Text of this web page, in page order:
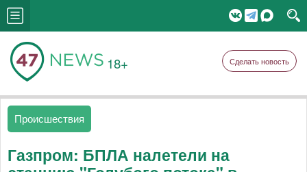
18+ Сделать новость
Происшествия
Газпром: БПЛА налетели на